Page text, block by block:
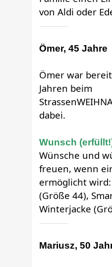
von Aldi oder
Ömer, 45 Jahre
Ömer war
Jahren beim
dabei.
Wunsch
Wünsche und
freuen, wenn
ermöglicht
(Größe 44),
Winterjacke
Mariusz, 50